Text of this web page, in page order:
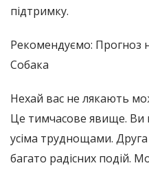
підтримку.
Рекомендуємо: Прогноз
Собака
Нехай вас не лякають
Це тимчасове явище. Ви
усіма труднощами.
багато радісних подій.